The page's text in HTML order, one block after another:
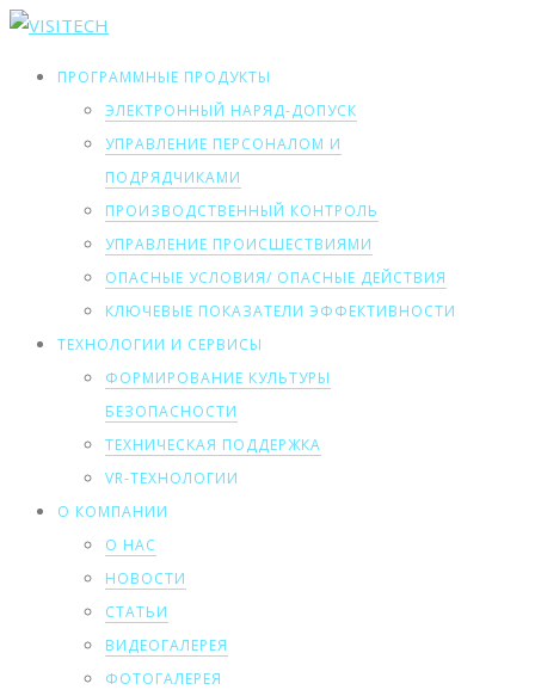
ПРОГРАММНЫЕ ПРОДУКТЫ
ЭЛЕКТРОННЫЙ НАРЯД-ДОПУСК
УПРАВЛЕНИЕ ПЕРСОНАЛОМ И
ПОДРЯДЧИКАМИ
ПРОИЗВОДСТВЕННЫЙ КОНТРОЛЬ
УПРАВЛЕНИЕ ПРОИСШЕСТВИЯМИ
ОПАСНЫЕ УСЛОВИЯ/ ОПАСНЫЕ ДЕЙСТВИЯ
КЛЮЧЕВЫЕ ПОКАЗАТЕЛИ ЭФФЕКТИВНОСТИ
ТЕХНОЛОГИИ И СЕРВИСЫ
ФОРМИРОВАНИЕ КУЛЬТУРЫ
БЕЗОПАСНОСТИ
ТЕХНИЧЕСКАЯ ПОДДЕРЖКА
VR-ТЕХНОЛОГИИ
О КОМПАНИИ
О НАС
НОВОСТИ
СТАТЬИ
ВИДЕОГАЛЕРЕЯ
ФОТОГАЛЕРЕЯ